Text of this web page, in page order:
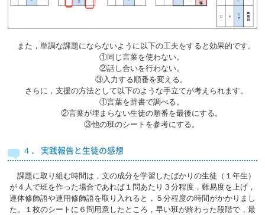
また，単調な課題にならないように以下の工夫をすると効果的です。
①同じ言葉を使わない。
②話し合いを行わない。
③入力する順番を変える。
さらに，支援の方法として以下のような手立てが考えられます。
①言葉を辞書で調べる。
②言葉が埋まらない生徒の順番を最後にする。
③他の班のシートを参考にする。
４． 実践報告と生徒の感想
課題に取り組む時間は，文の成分を学習したばかりの生徒（１年生）
が４人で班を作った場合であれば１問あたり３分程度，難易度を上げ，
連体修飾語や連用修飾語を取り入れると，５分程度の時間がかかりまし
た。１枚のシートに６問用意したところ，早い班が終わった段階で，最